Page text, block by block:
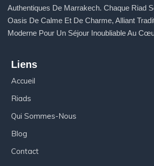
Authentiques De Marrakech. Chaque Riad
Oasis De Calme Et De Charme, Alliant
Moderne Pour Un Séjour Inoubliable Au
Liens
Accueil
Riads
Qui Sommes-Nous
Blog
Contact